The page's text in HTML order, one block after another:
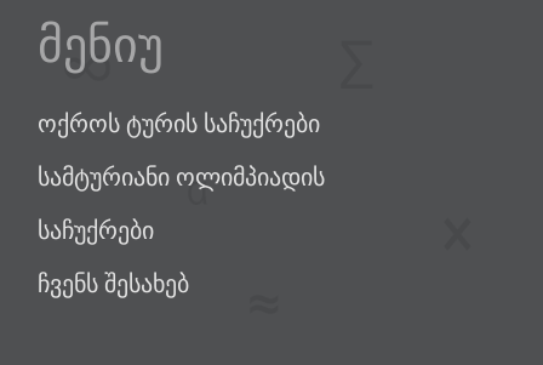
მენიუ
ოქროს ტურის საჩუქრები
სამტურიანი ოლიმპიადის
საჩუქრები
ჩვენს შესახებ